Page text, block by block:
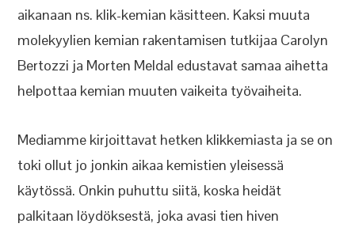
aikanaan ns. klik-kemian käsitteen. Kaksi muuta
molekyylien kemian rakentamisen tutkijaa Carolyn
Bertozzi ja Morten Meldal edustavat samaa aihetta
helpottaa kemian muuten vaikeita työvaiheita.
Mediamme kirjoittavat hetken klikkemiasta ja se on
toki ollut jo jonkin aikaa kemistien yleisessä
käytössä. Onkin puhuttu siitä, koska heidät
palkitaan löydöksestä, joka avasi tien hiven